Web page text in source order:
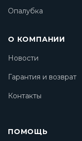
Опалубка
О КОМПАНИИ
Новости
Гарантия и возврат
Контакты
ПОМОЩЬ